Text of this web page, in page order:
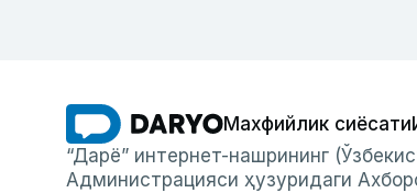
Махфийлик сиёсати
“Дарё” интернет-нашрининг
Администрацияси ҳузуридаги